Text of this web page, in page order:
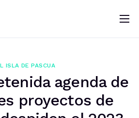
ISLA DE PASCUA
agenda de
proyectos de